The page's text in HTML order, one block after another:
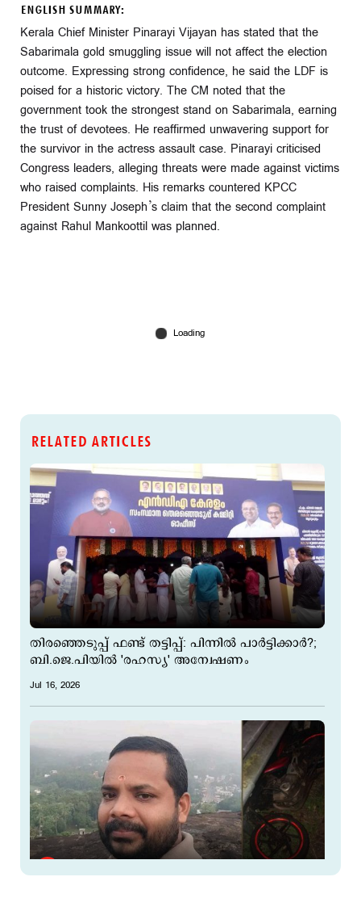
ENGLISH SUMMARY:
Kerala Chief Minister Pinarayi Vijayan has stated that the
Sabarimala gold smuggling issue will not affect the election
outcome. Expressing strong confidence, he said the LDF is
poised for a historic victory. The CM noted that the
government took the strongest stand on Sabarimala, earning
the trust of devotees. He reaffirmed unwavering support for
the survivor in the actress assault case. Pinarayi criticised
Congress leaders, alleging threats were made against victims
who raised complaints. His remarks countered KPCC
President Sunny Joseph’s claim that the second complaint
against Rahul Mankoottil was planned.
RELATED ARTICLES
തിരഞ്ഞെടുപ്പ് ഫണ്ട് തട്ടിപ്പ്: പിന്നില്‍ പാര്‍ട്ടിക്കാര്‍?;
ബി.ജെ.പിയില്‍ 'രഹസ്യ' അന്വേഷണം
Jul 16, 2026